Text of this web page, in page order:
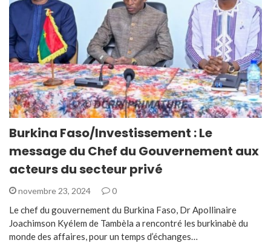
Burkina Faso/Investissement : Le
message du Chef du Gouvernement aux
acteurs du secteur privé
novembre 23, 2024 0
Le chef du gouvernement du Burkina Faso, Dr Apollinaire
Joachimson Kyélem de Tambèla a rencontré les burkinabè du
monde des affaires, pour un temps d’échanges…